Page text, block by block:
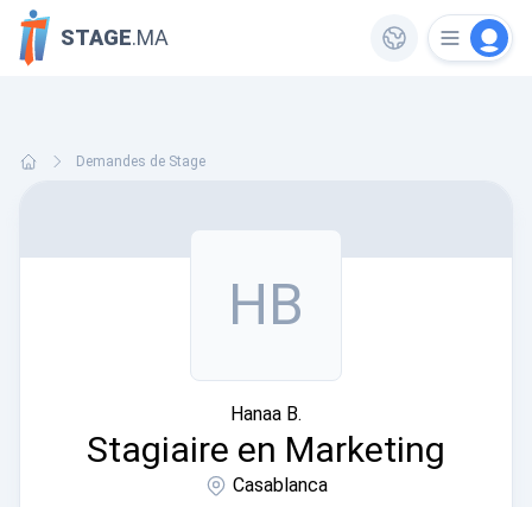
STAGE.MA
Demandes de Stage
HB
Hanaa B.
Stagiaire en Marketing
Casablanca